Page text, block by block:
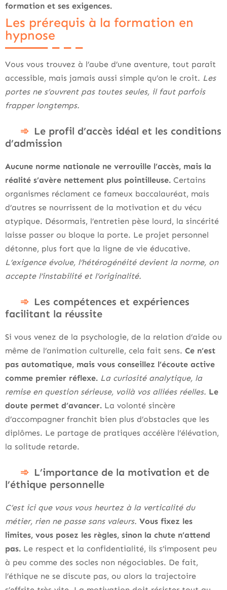
formation et ses exigences.
Les prérequis à la formation en
hypnose
Vous vous trouvez à l’aube d’une aventure, tout paraît
accessible, mais jamais aussi simple qu’on le croit. Les
portes ne s’ouvrent pas toutes seules, il faut parfois
frapper longtemps.
Le profil d’accès idéal et les conditions
d’admission
Aucune norme nationale ne verrouille l’accès, mais la
réalité s’avère nettement plus pointilleuse. Certains
organismes réclament ce fameux baccalauréat, mais
d’autres se nourrissent de la motivation et du vécu
atypique. Désormais, l’entretien pèse lourd, la sincérité
laisse passer ou bloque la porte. Le projet personnel
détonne, plus fort que la ligne de vie éducative.
L’exigence évolue, l’hétérogénéité devient la norme, on
accepte l’instabilité et l’originalité.
Les compétences et expériences
facilitant la réussite
Si vous venez de la psychologie, de la relation d’aide ou
même de l’animation culturelle, cela fait sens. Ce n’est
pas automatique, mais vous conseillez l’écoute active
comme premier réflexe. La curiosité analytique, la
remise en question sérieuse, voilà vos alliées réelles. Le
doute permet d’avancer. La volonté sincère
d’accompagner franchit bien plus d’obstacles que les
diplômes. Le partage de pratiques accélère l’élévation,
la solitude retarde.
L’importance de la motivation et de
l’éthique personnelle
C’est ici que vous vous heurtez à la verticalité du
métier, rien ne passe sans valeurs. Vous fixez les
limites, vous posez les règles, sinon la chute n’attend
pas. Le respect et la confidentialité, ils s’imposent peu
à peu comme des socles non négociables. De fait,
l’éthique ne se discute pas, ou alors la trajectoire